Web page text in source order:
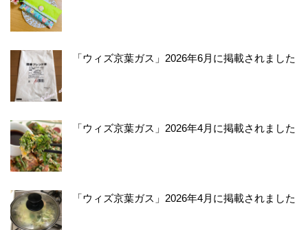
「ウィズ京葉ガス」2026年6月に掲載されました
「ウィズ京葉ガス」2026年4月に掲載されました
「ウィズ京葉ガス」2026年4月に掲載されました